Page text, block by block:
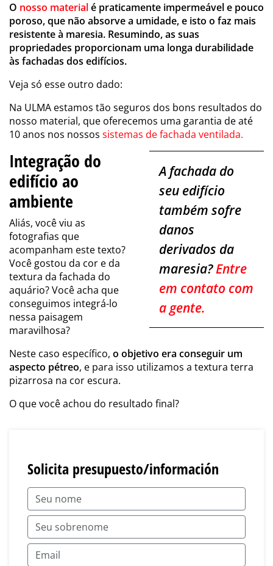
O nosso materialé praticamente impermeável e pouco
poroso, que não absorve a umidade, e isto o faz mais
resistente à maresia. Resumindo, as suas
propriedades proporcionam uma longa durabilidade
às fachadas dos edifícios.
Veja só esse outro dado:
Na ULMA estamos tão seguros dos bons resultados do
nosso material, que oferecemos uma garantia de até
10 anos nos nossos sistemas de fachada ventilada.
A fachada do
seu edifício
também sofre
danos
derivados da
maresia?Entre
em contato com
a gente.
Integração do
edifício ao
ambiente
Aliás, você viu as
fotografias que
acompanham este texto?
Você gostou da cor e da
textura da fachada do
aquário?Você acha que
conseguimos integrá-lo
nessa paisagem
maravilhosa?
Neste caso específico, o objetivo era conseguir um
aspecto pétreo, e para isso utilizamos a textura terra
pizarrosa na cor escura.
O que você achou do resultado final?
Solicita presupuesto/información